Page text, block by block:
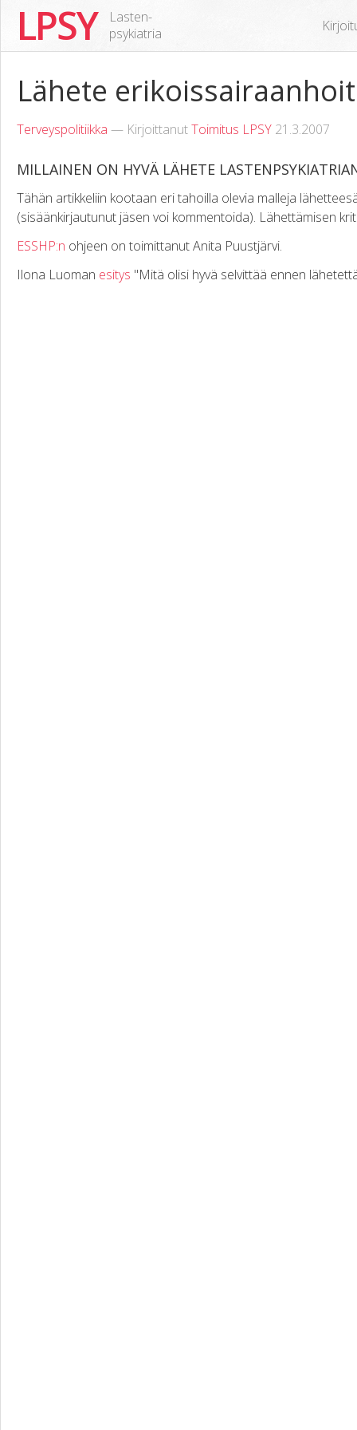
LPSY
Lasten-
psykiatria
Lähete
Terveyspolitiikka — KirjoittanutToimitus LPSY 21.3.2007
MILLAINEN ON HYVÄ LÄHETE
Tähän artikkeliin kootaan eri tahoilla olevia malleja
(sisäänkirjautunut jäsen voi kommentoida). Lähettämisen
ESSHP:n ohjeen on toimittanut Anita Puustjärvi.
Ilona Luoman esitys "Mitä olisi hyvä selvittää ennen